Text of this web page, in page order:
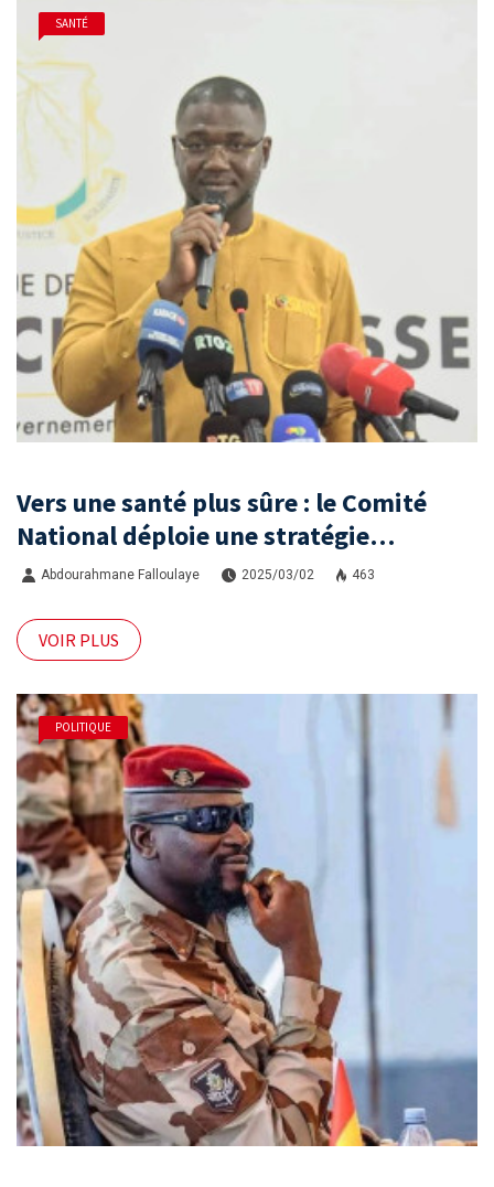
SANTÉ
Vers une santé plus sûre : le Comité
National déploie une stratégie
nationale de lutte contre les pratiques
Abdourahmane Falloulaye 2025/03/02 463
VOIR PLUS
POLITIQUE